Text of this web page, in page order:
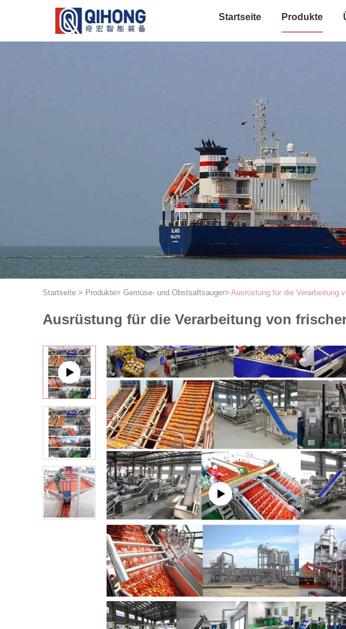
Startseite Produkte
Startseite > Produkte> Gemüse- und Obstsaftsauger> Ausrüstung für die Verarbeitung
Ausrüstung für die Verarbeitung von